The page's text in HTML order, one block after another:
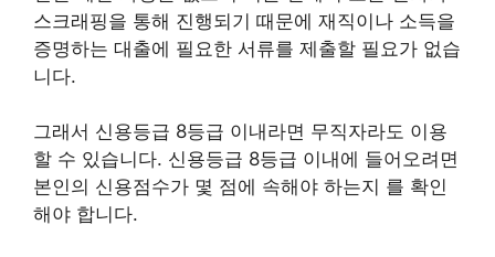
스크래핑을 통해 진행되기 때문에 재직이나 소득을
증명하는 대출에 필요한 서류를 제출할 필요가 없습
니다.
그래서 신용등급 8등급 이내라면 무직자라도 이용
할 수 있습니다. 신용등급 8등급 이내에 들어오려면
본인의 신용점수가 몇 점에 속해야 하는지 를 확인
해야 합니다.